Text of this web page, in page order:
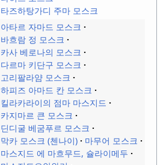
타즈하탕가디 주마 모스크
아타르 자마드 모스크
바흐람 정 모스크
카사 베로나의 모스크
다르마 키단구 모스크
고리팔라얌 모스크
하피즈 아마드 칸 모스크
킬라카라이의 점마 마스지드
카지마르 큰 모스크
딘디굴 베굼푸르 모스크
막카 모스크 (첸나이)
마무어 모스크
마스지드 에 마흐무드, 슐라이메두